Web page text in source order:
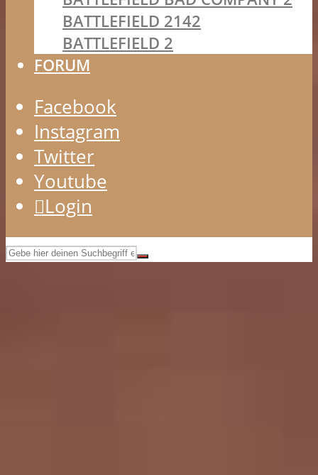
BATTLEFIELD 2142
BATTLEFIELD 2
FORUM
Facebook
Instagram
Twitter
Youtube
Login